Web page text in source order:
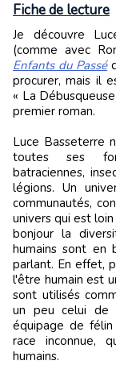
Fiche de lecture
Je découvre Luce Basseterre avec son second roman
(comme avec
Enfants du Passé
procurer, mais il
« La
premier roman.
Luce Basseterre
toutes ses
batraciennes,
légions. Un
communautés,
univers qui est
bonjour la
humains sont en
parlant. En effet,
l'être humain est
sont utilisés
un peu celui de
équipage de
race inconnue,
humains.